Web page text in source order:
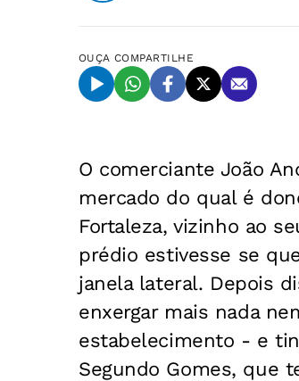
OUÇA COMPARTILHE
O comerciante João
mercado do qual é
Fortaleza, vizinho ao
prédio estivesse se
janela lateral. Depois
enxergar mais nada
estabelecimento - e
Segundo Gomes, que